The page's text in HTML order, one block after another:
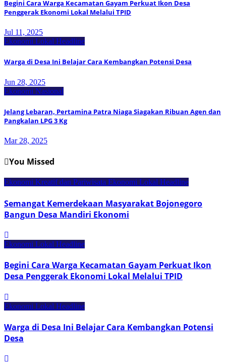
Begini Cara Warga Kecamatan Gayam Perkuat Ikon Desa
Penggerak Ekonomi Lokal Melalui TPID
Jul 11, 2025
Ekonomi Lokal Headline
Warga di Desa Ini Belajar Cara Kembangkan Potensi Desa
Jun 28, 2025
Ekonomi Nasional
Jelang Lebaran, Pertamina Patra Niaga Siagakan Ribuan Agen dan
Pangkalan LPG 3 Kg
Mar 28, 2025
You Missed
Ekonomi Kreatif dan Pariwisata Ekonomi Lokal Headline
Semangat Kemerdekaan Masyarakat Bojonegoro
Bangun Desa Mandiri Ekonomi
Ekonomi Lokal Headline
Begini Cara Warga Kecamatan Gayam Perkuat Ikon
Desa Penggerak Ekonomi Lokal Melalui TPID
Ekonomi Lokal Headline
Warga di Desa Ini Belajar Cara Kembangkan Potensi
Desa